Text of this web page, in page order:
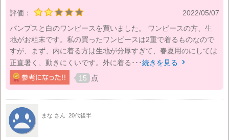
評価：
2022/05/07
パンプスと白のワンピースを買いました。 ワンピースの方、生
地がお粗末です。私の買ったワンピースは2重で着るものなので
すが、まず、内に着る方は生地が分厚すぎて、春夏用のにしては
正直暑く、動きにくいです。外に着る･･･続きを見る 
15 点
まな さん 20代後半